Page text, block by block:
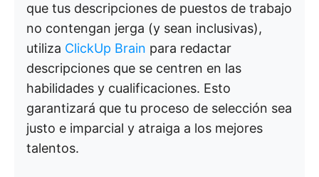
que tus descripciones de puestos de trabajo
no contengan jerga (y sean inclusivas),
utiliza ClickUp Brain para redactar
descripciones que se centren en las
habilidades y cualificaciones. Esto
garantizará que tu proceso de selección sea
justo e imparcial y atraiga a los mejores
talentos.